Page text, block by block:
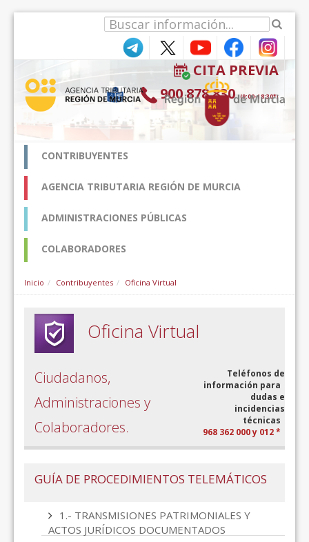
CITA PREVIA
900 878 830 (9:00-18:30*)
CONTRIBUYENTES
AGENCIA TRIBUTARIA REGIÓN DE MURCIA
ADMINISTRACIONES PÚBLICAS
COLABORADORES
Inicio Contribuyentes Oficina Virtual
Oficina Virtual
Ciudadanos,
Administraciones y
Colaboradores.
Teléfonos de
información para
dudas e
incidencias
técnicas
968 362 000 y 012 *
GUÍA DE PROCEDIMIENTOS TELEMÁTICOS
1.- TRANSMISIONES PATRIMONIALES Y
ACTOS JURÍDICOS DOCUMENTADOS